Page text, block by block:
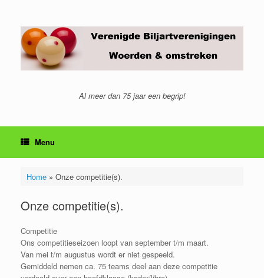
inhoud
Al meer dan 75 jaar een begrip!
Menu
Home» Onze competitie(s).
Onze competitie(s).
Competitie
Ons competitieseizoen loopt van september t/m maart.
Van mei t/m augustus wordt er niet gespeeld.
Gemiddeld nemen ca. 75 teams deel aan deze competitie